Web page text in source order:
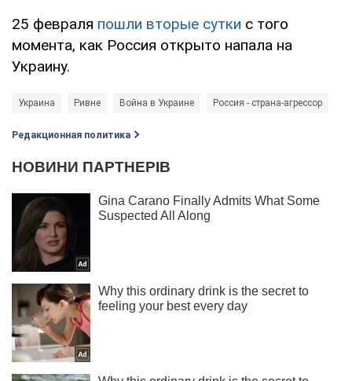
25 февраля пошли вторые сутки с того
момента, как Россия открыто напала на
Украину.
Украина Ривне Война в Украине Россия - страна-агрессор
Редакционная политика